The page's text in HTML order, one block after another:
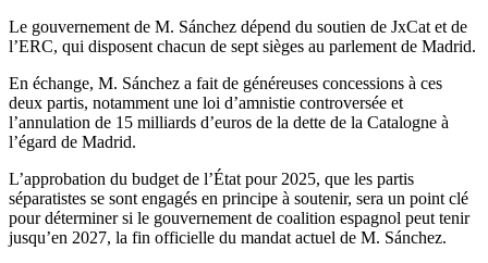
Le gouvernement de M. Sánchez dépend du soutien de JxCat et de
l’ERC, qui disposent chacun de sept sièges au parlement de Madrid.
En échange, M. Sánchez a fait de généreuses concessions à ces
deux partis, notamment une loi d’amnistie controversée et
l’annulation de 15 milliards d’euros de la dette de la Catalogne à
l’égard de Madrid.
L’approbation du budget de l’État pour 2025, que les partis
séparatistes se sont engagés en principe à soutenir, sera un point clé
pour déterminer si le gouvernement de coalition espagnol peut tenir
jusqu’en 2027, la fin officielle du mandat actuel de M. Sánchez.